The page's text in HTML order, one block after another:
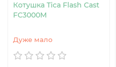
Котушка Tica Flash Cast
FC3000M
Дуже мало